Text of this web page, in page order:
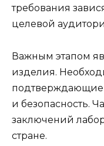
требования
целевой
Важным этапом
изделия.
подтверждающие
и безопасность.
заключений
стране.